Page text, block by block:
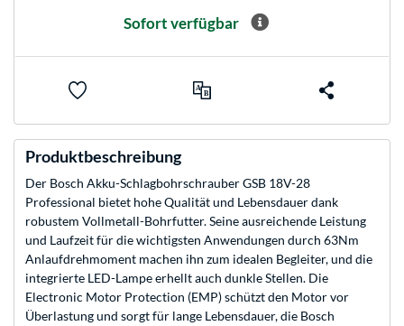
Sofort verfügbar
Produktbeschreibung
Der Bosch Akku-Schlagbohrschrauber GSB 18V-28
Professional bietet hohe Qualität und Lebensdauer dank
robustem Vollmetall-Bohrfutter. Seine ausreichende Leistung
und Laufzeit für die wichtigsten Anwendungen durch 63Nm
Anlaufdrehmoment machen ihn zum idealen Begleiter, und die
integrierte LED-Lampe erhellt auch dunkle Stellen. Die
Electronic Motor Protection (EMP) schützt den Motor vor
Überlastung und sorgt für lange Lebensdauer, die Bosch